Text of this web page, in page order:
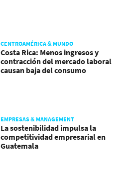
CENTROAMÉRICA & MUNDO
Costa Rica: Menos ingresos y
contracción del mercado laboral
causan baja del consumo
EMPRESAS & MANAGEMENT
La sostenibilidad impulsa la
competitividad empresarial en
Guatemala